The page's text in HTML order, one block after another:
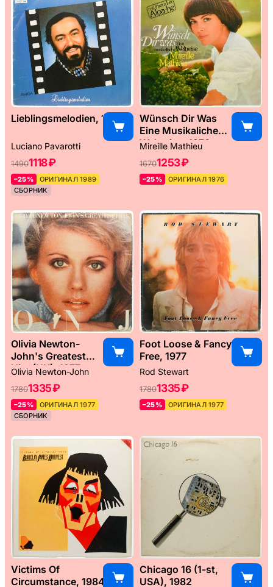
Lieblingsmelodien, 1989
Luciano Pavarotti
14901118 ₽
–25%
ОРИГИНАЛ 1989
СБОРНИК
Wünsch Dir Was
Eine Musikaliche
Weltreise, 1976
Mireille Mathieu
16701253 ₽
–25% ОРИГИНАЛ 1976
Olivia Newton-
John's Greatest
Hits (UK), 1977
Olivia Newton-John
17801335 ₽
–25%
ОРИГИНАЛ 1977
СБОРНИК
Foot Loose & Fancy
Free, 1977
Rod Stewart
17801335 ₽
–25% ОРИГИНАЛ 1977
Victims Of
Circumstance, 1984
Chicago 16 (1-st,
USA), 1982